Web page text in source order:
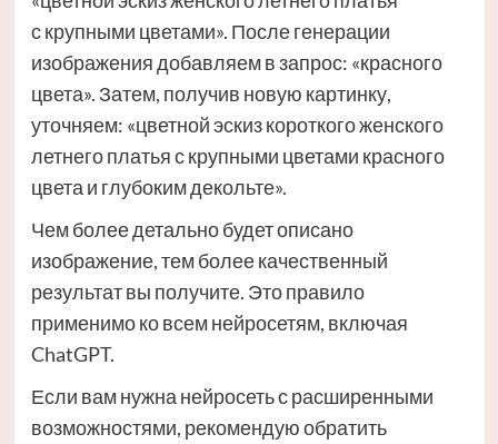
с крупными цветами». После генерации
изображения добавляем в запрос: «красного
цвета». Затем, получив новую картинку,
уточняем: «цветной эскиз короткого женского
летнего платья с крупными цветами красного
цвета и глубоким декольте».
Чем более детально будет описано
изображение, тем более качественный
результат вы получите. Это правило
применимо ко всем нейросетям, включая
ChatGPT.
Если вам нужна нейросеть с расширенными
возможностями, рекомендую обратить